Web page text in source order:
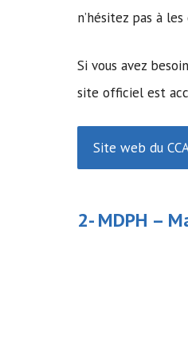
n’hésitez pas à
Si vous avez
site officiel est
Site web du
2- MDPH –